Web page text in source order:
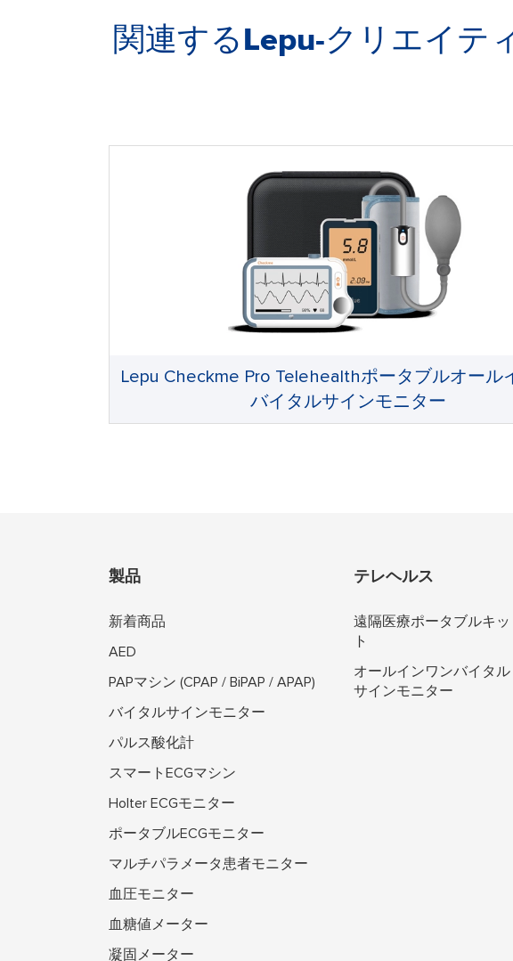
関連するLepu-クリエイテ
Lepu Checkme Pro Telehealthポータブルオール
バイタルサインモニター
製品
新着商品
AED
PAPマシン (CPAP / BiPAP / APAP)
バイタルサインモニター
パルス酸化計
スマートECGマシン
Holter ECGモニター
ポータブルECGモニター
マルチパラメータ患者モニター
血圧モニター
血糖値メーター
凝固メーター
テレヘルス
遠隔医療ポータブルキッ
ト
オールインワンバイタル
サインモニター